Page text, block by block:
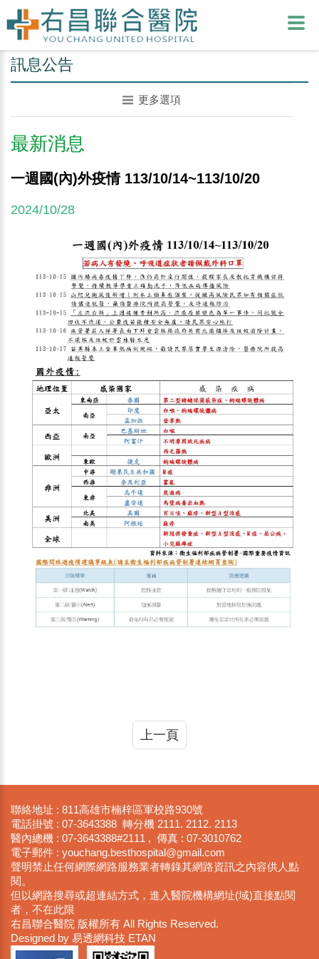
訊息公告
更多選項
最新消息
一週國(內)外疫情 113/10/14~113/10/20
2024/10/28
上一頁
聯絡地址 : 811高雄市楠梓區軍校路930號
電話掛號 : 07-3643388 轉分機 2111. 2112. 2113
醫內總機 : 07-3643388#2111 , 傳真 : 07-3010762
電子郵件 : youchan​g.besthosp​ital@gmail​.com
聲明禁止任何網際網路服務業者轉錄其網路資訊之內容供人點
閱。
但以網路搜尋或超連結方式，進入醫院機構網址(域)直接點閱
者，不在此限
右昌聯合醫院 版權所有 All Rights Reserved.
Designed by 易透網科技 ETAN